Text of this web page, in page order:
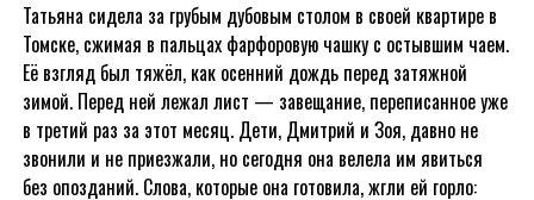
Татьяна сидела за грубым дубовым столом в своей квартире в
Томске, сжимая в пальцах фарфоровую чашку с остывшим чаем.
Её взгляд был тяжёл, как осенний дождь перед затяжной
зимой. Перед ней лежал лист — завещание, переписанное уже
в третий раз за этот месяц. Дети, Дмитрий и Зоя, давно не
звонили и не приезжали, но сегодня она велела им явиться
без опозданий. Слова, которые она готовила, жгли ей горло: